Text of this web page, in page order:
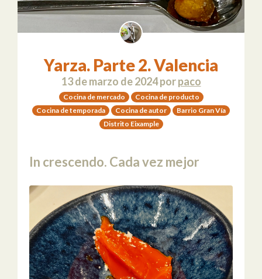
Yarza. Parte 2. Valencia
13 de marzo de 2024porpaco
Cocina de mercado
Cocina de producto
Cocina de temporada
Cocina de autor
Barrio Gran Vía
Distrito Eixample
In crescendo. Cada vez mejor